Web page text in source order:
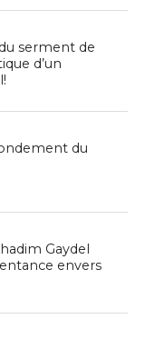
serment de
d’un
du
Gaydel
envers